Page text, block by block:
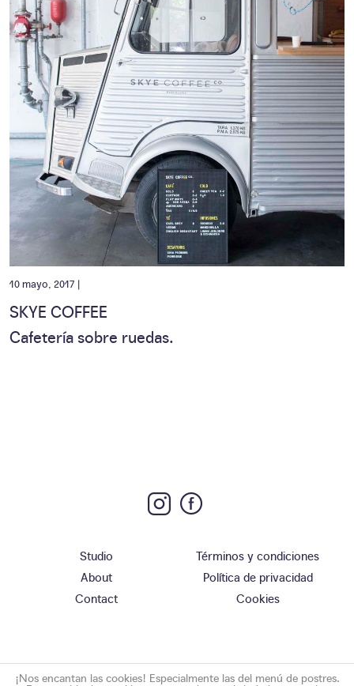
10 mayo, 2017 |
SKYE COFFEE
Cafetería sobre ruedas.
Studio
About
Contact
Términos y condiciones
Política de privacidad
Cookies
¡Nos encantan las cookies! Especialmente las del menú de postres.